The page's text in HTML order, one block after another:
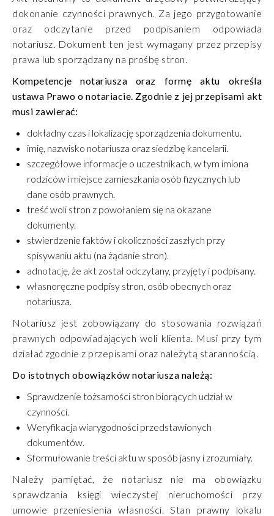
dokonanie czynności prawnych. Za jego przygotowanie
oraz odczytanie przed podpisaniem odpowiada
notariusz. Dokument ten jest wymagany przez przepisy
prawa lub sporządzany na prośbę stron.
Kompetencje notariusza oraz formę aktu określa
ustawa Prawo o notariacie. Zgodnie z jej przepisami akt
musi zawierać:
dokładny czas i lokalizację sporządzenia dokumentu.
imię, nazwisko notariusza oraz siedzibę kancelarii.
szczegółowe informacje o uczestnikach, w tym imiona
rodziców i miejsce zamieszkania osób fizycznych lub
dane osób prawnych.
treść woli stron z powołaniem się na okazane
dokumenty.
stwierdzenie faktów i okoliczności zaszłych przy
spisywaniu aktu (na żądanie stron).
adnotację, że akt został odczytany, przyjęty i podpisany.
własnoręczne podpisy stron, osób obecnych oraz
notariusza.
Notariusz jest zobowiązany do stosowania rozwiązań
prawnych odpowiadających woli klienta. Musi przy tym
działać zgodnie z przepisami oraz należytą starannością.
Do istotnych obowiązków notariusza należą:
Sprawdzenie tożsamości stron biorących udział w
czynności.
Weryfikacja wiarygodności przedstawionych
dokumentów.
Sformułowanie treści aktu w sposób jasny i zrozumiały.
Należy pamiętać, że notariusz nie ma obowiązku
sprawdzania księgi wieczystej nieruchomości przy
umowie przeniesienia własności. Stan prawny lokalu